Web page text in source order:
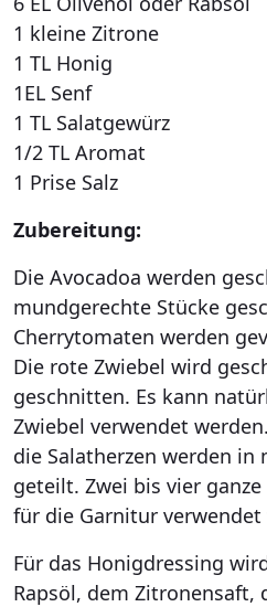
1 kleine Zitrone
1 TL Honig
1EL Senf
1 TL Salatgewürz
1/2 TL Aromat
1 Prise Salz
Zubereitung:
Die Avocadoa werden
mundgerechte Stücke
Cherrytomaten werden
Die rote Zwiebel wird
geschnitten. Es kann
Zwiebel verwendet
die Salatherzen werden in
geteilt. Zwei bis vier
für die Garnitur verwendet
Für das Honigdressing
Rapsöl, dem Zitronensaft,